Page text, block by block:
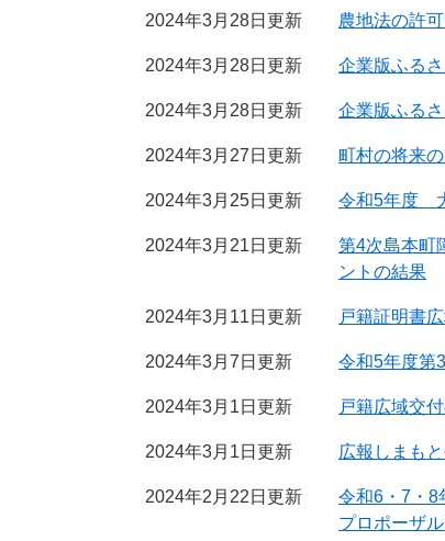
2024年3月28日更新 農地法の許
2024年3月28日更新 企業版ふる
2024年3月28日更新 企業版ふる
2024年3月27日更新 町村の将来
2024年3月25日更新 令和5年度
2024年3月21日更新
第4次島本町
ントの結果
2024年3月11日更新 戸籍証明書
2024年3月7日更新 令和5年度第
2024年3月1日更新 戸籍広域交
2024年3月1日更新 広報しまも
2024年2月22日更新
令和6・7・8
プロポーザ